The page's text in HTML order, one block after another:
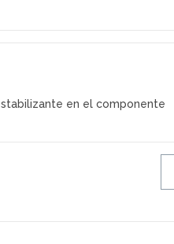
en el componente